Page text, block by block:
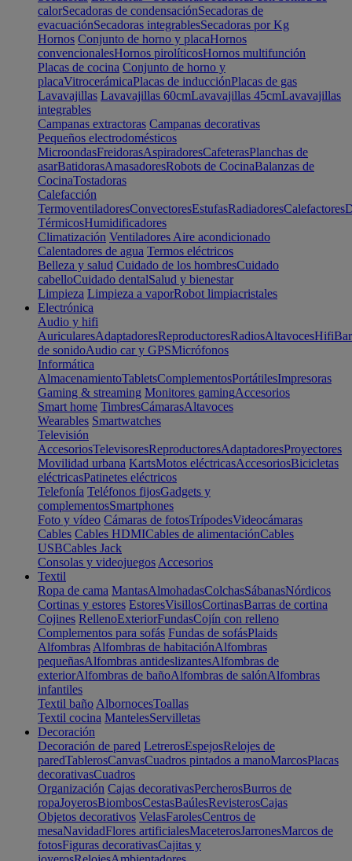
calorSecadoras de condensaciónSecadoras de
evacuaciónSecadoras integrablesSecadoras por Kg
Hornos Conjunto de horno y placaHornos
convencionalesHornos pirolíticosHornos multifunción
Placas de cocina Conjunto de horno y
placaVitrocerámicaPlacas de inducciónPlacas de gas
Lavavajillas Lavavajillas 60cmLavavajillas 45cmLavavajillas
integrables
Campanas extractoras Campanas decorativas
Pequeños electrodomésticos
MicroondasFreidorasAspiradoresCafeterasPlanchas de
asarBatidorasAmasadoresRobots de CocinaBalanzas de
CocinaTostadoras
Calefacción
TermoventiladoresConvectoresEstufasRadiadoresCalefactores
TérmicosHumidificadores
Climatización Ventiladores Aire acondicionado
Calentadores de agua Termos eléctricos
Belleza y salud Cuidado de los hombresCuidado
cabelloCuidado dentalSalud y bienestar
Limpieza Limpieza a vaporRobot limpiacristales
Electrónica
Audio y hifi
AuricularesAdaptadoresReproductoresRadiosAltavocesHifi
de sonidoAudio car y GPSMicrófonos
Informática
AlmacenamientoTabletsComplementosPortátilesImpresoras
Gaming & streaming Monitores gamingAccesorios
Smart home TimbresCámarasAltavoces
Wearables Smartwatches
Televisión
AccesoriosTelevisoresReproductoresAdaptadoresProyectores
Movilidad urbana KartsMotos eléctricasAccesoriosBicicletas
eléctricasPatinetes eléctricos
Telefonía Teléfonos fijosGadgets y
complementosSmartphones
Foto y vídeo Cámaras de fotosTrípodesVideocámaras
Cables Cables HDMICables de alimentaciónCables
USBCables Jack
Consolas y videojuegos Accesorios
Textil
Ropa de cama MantasAlmohadasColchasSábanasNórdicos
Cortinas y estores EstoresVisillosCortinasBarras de cortina
Cojines RellenoExteriorFundasCojín con relleno
Complementos para sofás Fundas de sofásPlaids
Alfombras Alfombras de habitaciónAlfombras
pequeñasAlfombras antideslizantesAlfombras de
exteriorAlfombras de bañoAlfombras de salónAlfombras
infantiles
Textil baño AlbornocesToallas
Textil cocina MantelesServilletas
Decoración
Decoración de pared LetrerosEspejosRelojes de
paredTablerosCanvasCuadros pintados a manoMarcosPlacas
decorativasCuadros
Organización Cajas decorativasPercherosBurros de
ropaJoyerosBiombosCestasBaúlesRevisterosCajas
Objetos decorativos VelasFarolesCentros de
mesaNavidadFlores artificialesMaceterosJarronesMarcos de
fotosFiguras decorativasCajitas y